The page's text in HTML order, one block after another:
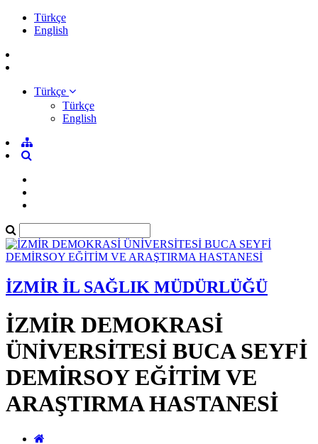
Türkçe
English
Türkçe
Türkçe
English
İZMİR İL SAĞLIK MÜDÜRLÜĞÜ
İZMİR DEMOKRASİ
ÜNİVERSİTESİ BUCA SEYFİ
DEMİRSOY EĞİTİM VE
ARAŞTIRMA HASTANESİ